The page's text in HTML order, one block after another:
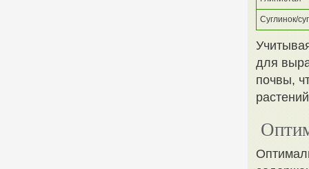
Суглинок/
для
почвы,